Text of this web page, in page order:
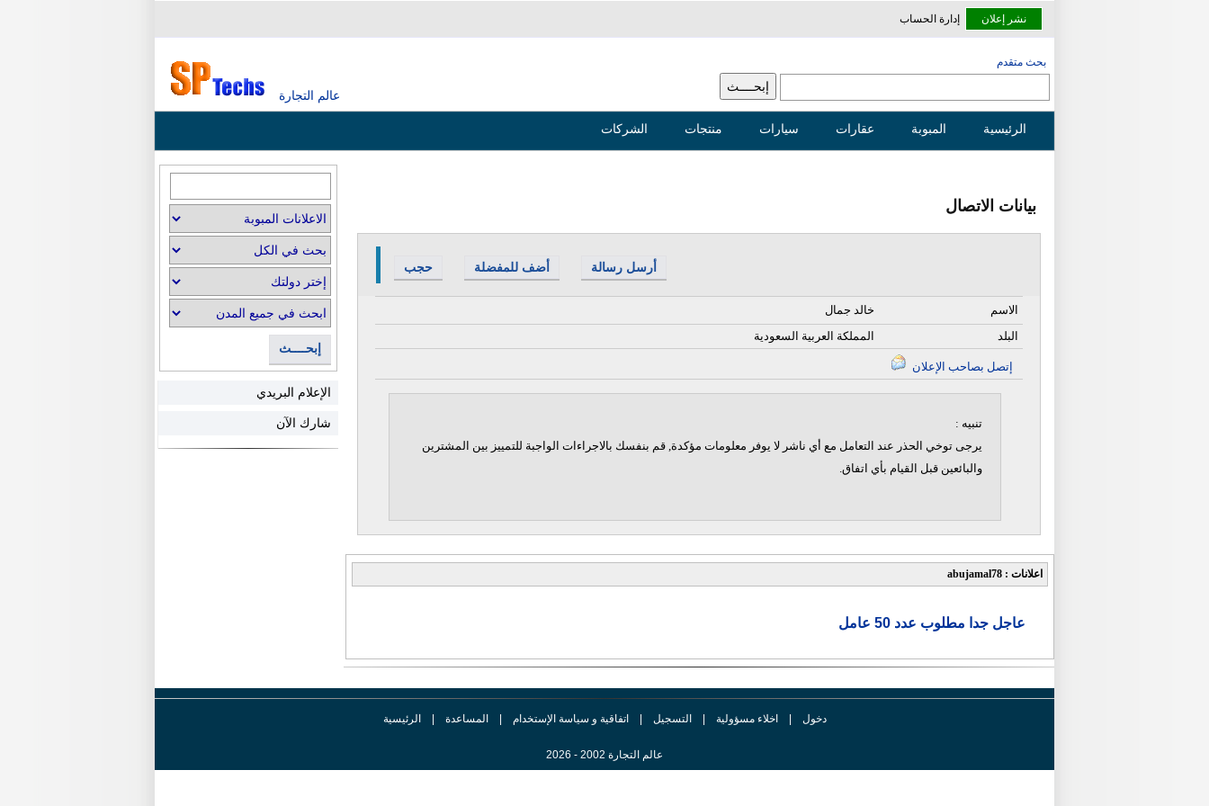
نشر إعلان إدارة الحساب
عالم التجارة
بحث متقدم
الرئيسية المبوبة عقارات سيارات منتجات الشركات
بيانات الاتصال
حجب أضف للمفضلة أرسل رسالة
خالد جمال
الاسم
المملكة العربية السعودية
البلد
تنبيه :
يرجى توخي الحذر عند التعامل مع أي ناشر لا يوفر معلومات مؤكدة, قم بنفسك بالاجراءات الواجبة للتمييز بين المشترين
والبائعين قبل القيام بأي اتفاق.
اعلانات : abujamal78
عاجل جدا مطلوب عدد 50 عامل
إبحــــث
الإعلام البريدي
شارك الآن
دخول | اخلاء مسؤولية | التسجيل | اتفاقية و سياسة الإستخدام | المساعدة | الرئيسية
عالم التجارة 2002 - 2026